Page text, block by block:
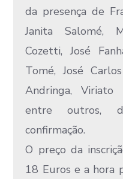
da presença de
Janita Salomé,
Cozetti, José
Tomé, José
Andringa, Viriato
entre outros,
confirmação.
O preço da
18 Euros e a hora